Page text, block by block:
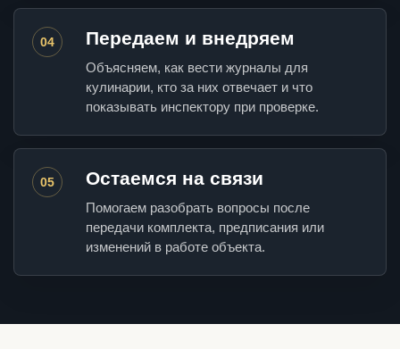
04 Передаем и внедряем
Объясняем, как вести журналы для
кулинарии, кто за них отвечает и что
показывать инспектору при проверке.
05 Остаемся на связи
Помогаем разобрать вопросы после
передачи комплекта, предписания или
изменений в работе объекта.